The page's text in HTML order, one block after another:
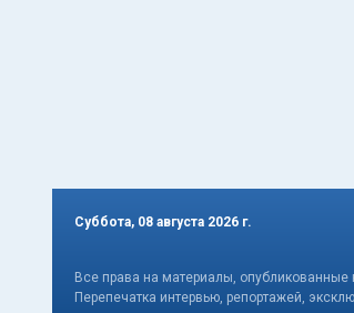
Суббота, 08 августа 2026 г.
Все права на материалы, опубликованные
Перепечатка интервью, репортажей,